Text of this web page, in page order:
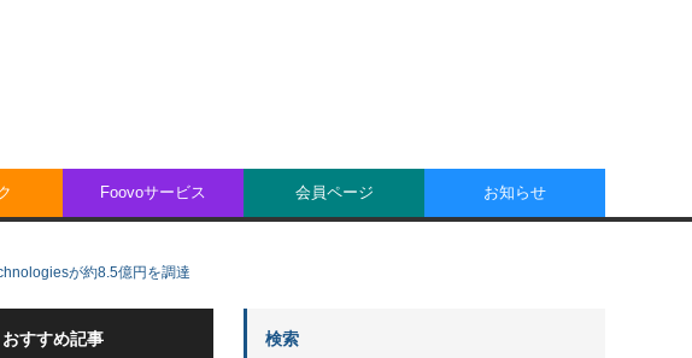
Foovoサービス 会員ページ お知らせ
が約8.5億円を調達
おすすめ記事 検索